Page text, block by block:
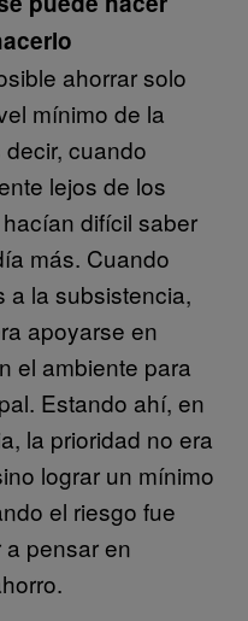
ahorrar solo
mínimo de la
cuando
lejos de los
difícil saber
más. Cuando
a la subsistencia,
apoyarse en
el ambiente para
Estando ahí, en
la prioridad no era
lograr un mínimo
el riesgo fue
pensar en